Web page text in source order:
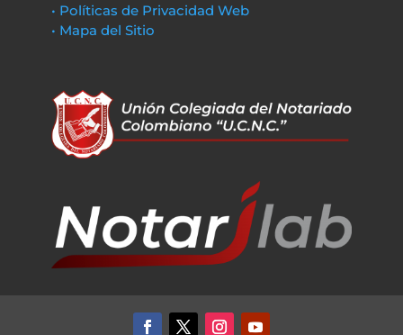
• Políticas de Privacidad Web
• Mapa del Sitio